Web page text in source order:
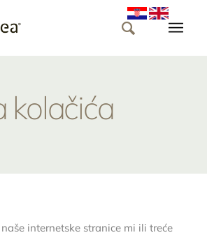
kolačića
internetske stranice mi ili treće